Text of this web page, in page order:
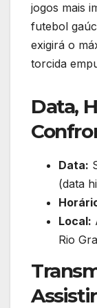
jogos mais
futebol
exigirá o
torcida
Data,
Data:
(data
Local:
Rio
Assistir